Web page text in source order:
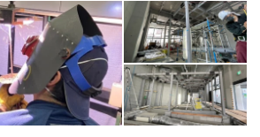
全週休二日制 土日休み